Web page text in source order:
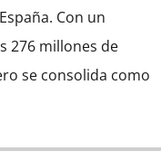
Con un
276 millones de
se consolida como